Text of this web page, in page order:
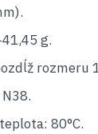
g.
rozmeru
80°C.